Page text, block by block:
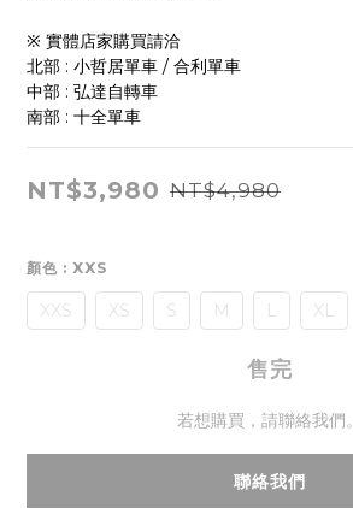
※ 實體店家購買請洽
北部 : 小哲居單車 / 合利單車
中部 : 弘達自轉車
南部 : 十全單車
NT$3,980 NT$4,980
顏色 : XXS
XXS XS S M L XL
售完
若想購買，請聯絡我們。
聯絡我們